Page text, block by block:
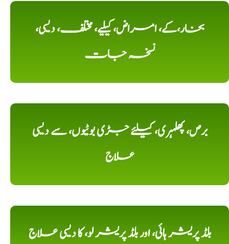
بخار،کے، امراض، کیلیے، مختلف، دیسی،
نسخہ جات
برص، پھلہری، کیلئے جڑی بوٹیوں، سے دیسی
علاج
بلڈ پریشر ہائی، اور بلڈ پریشر لو، کا دیسی علاج